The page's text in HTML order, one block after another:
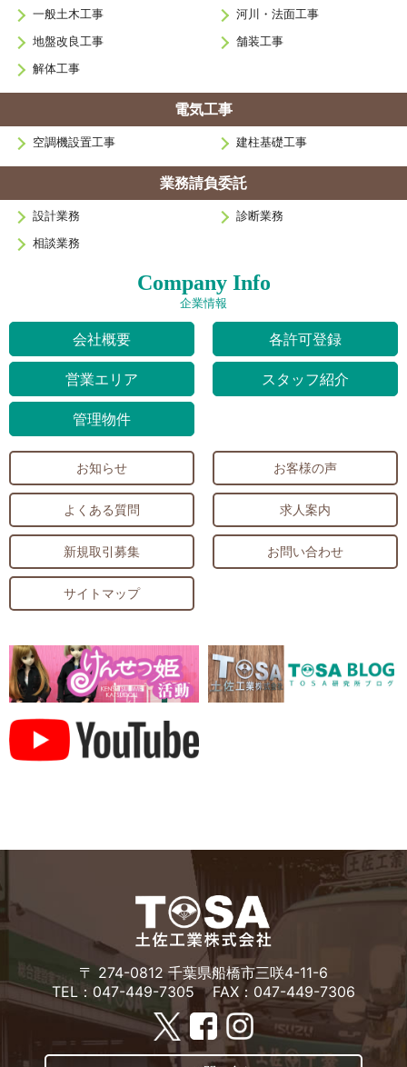
一般土木工事
河川・法面工事
地盤改良工事
舗装工事
解体工事
電気工事
空調機設置工事 建柱基礎工事
業務請負委託
設計業務
診断業務
相談業務
Company Info
企業情報
会社概要 各許可登録
営業エリア スタッフ紹介
管理物件
お知らせ お客様の声
よくある質問 求人案内
新規取引募集 お問い合わせ
サイトマップ
〒 274-0812 千葉県船橋市三咲4-11-6
TEL：047-449-7305
FAX：047-449-7306